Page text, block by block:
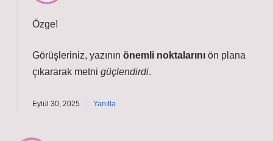
Özge!
Görüşleriniz, yazının önemli noktalarını ön plana
çıkararak metni güçlendirdi.
Eylül 30, 2025 Yanıtla